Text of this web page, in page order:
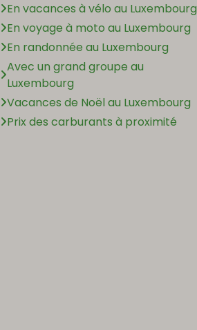
En vacances à vélo au Luxembourg
En voyage à moto au Luxembourg
En randonnée au Luxembourg
Avec un grand groupe au
Luxembourg
Vacances de Noël au Luxembourg
Prix des carburants à proximité